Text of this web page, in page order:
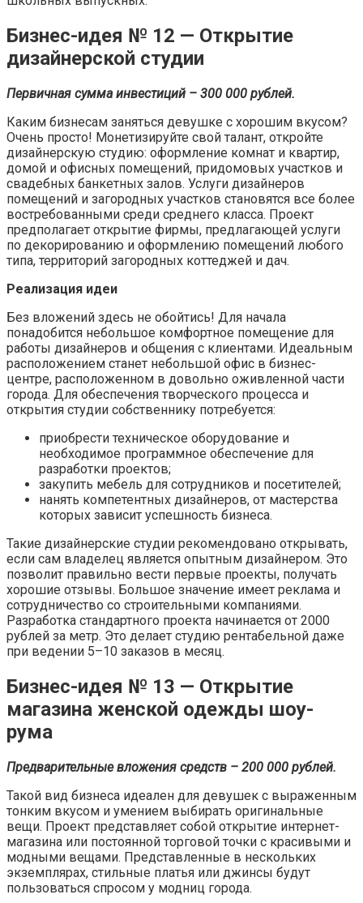
Бизнес-идея № 12 — Открытие
дизайнерской студии
Первичная сумма инвестиций – 300 000 рублей.
Каким бизнесам заняться девушке с хорошим вкусом?
Очень просто! Монетизируйте свой талант, откройте
дизайнерскую студию: оформление комнат и квартир,
домой и офисных помещений, придомовых участков и
свадебных банкетных залов. Услуги дизайнеров
помещений и загородных участков становятся все более
востребованными среди среднего класса. Проект
предполагает открытие фирмы, предлагающей услуги
по декорированию и оформлению помещений любого
типа, территорий загородных коттеджей и дач.
Реализация идеи
Без вложений здесь не обойтись! Для начала
понадобится небольшое комфортное помещение для
работы дизайнеров и общения с клиентами. Идеальным
расположением станет небольшой офис в бизнес-
центре, расположенном в довольно оживленной части
города. Для обеспечения творческого процесса и
открытия студии собственнику потребуется:
приобрести техническое оборудование и
необходимое программное обеспечение для
разработки проектов;
закупить мебель для сотрудников и посетителей;
нанять компетентных дизайнеров, от мастерства
которых зависит успешность бизнеса.
Такие дизайнерские студии рекомендовано открывать,
если сам владелец является опытным дизайнером. Это
позволит правильно вести первые проекты, получать
хорошие отзывы. Большое значение имеет реклама и
сотрудничество со строительными компаниями.
Разработка стандартного проекта начинается от 2000
рублей за метр. Это делает студию рентабельной даже
при ведении 5–10 заказов в месяц.
Бизнес-идея № 13 — Открытие
магазина женской одежды шоу-
рума
Предварительные вложения средств – 200 000 рублей.
Такой вид бизнеса идеален для девушек с выраженным
тонким вкусом и умением выбирать оригинальные
вещи. Проект представляет собой открытие интернет-
магазина или постоянной торговой точки с красивыми и
модными вещами. Представленные в нескольких
экземплярах, стильные платья или джинсы будут
пользоваться спросом у модниц города.